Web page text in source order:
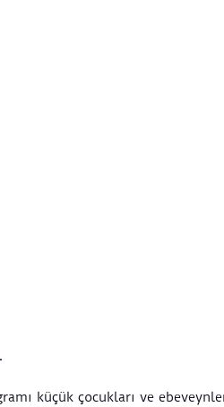
.
küçük çocukları ve